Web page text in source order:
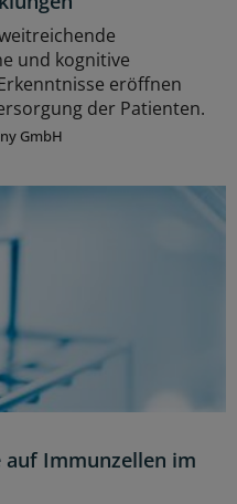
und kognitive
eröffnen
der Patienten.
GmbH
auf Immunzellen im